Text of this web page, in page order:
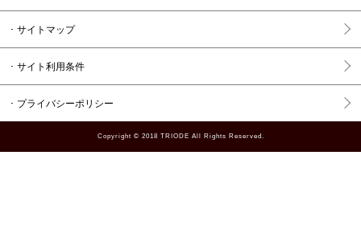
サイトマップ
サイト利用条件
プライバシーポリシー
Copyright © 2018 TRIODE All Rights Reserved.